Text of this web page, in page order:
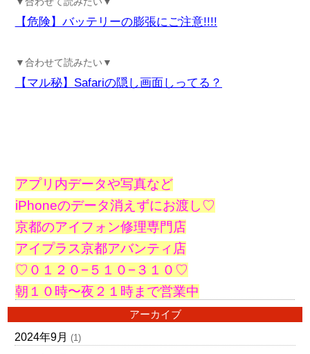
【危険】バッテリーの膨張にご注意!!!!
▼合わせて読みたい▼
【マル秘】Safariの隠し画面しってる？
アプリ内データや写真など
iPhoneのデータ消えずにお渡し♡
京都のアイフォン修理専門店
アイプラス京都アバンティ店
♡０１２０−５１０−３１０♡
朝１０時〜夜２１時まで営業中
アーカイブ
2024年9月 (1)